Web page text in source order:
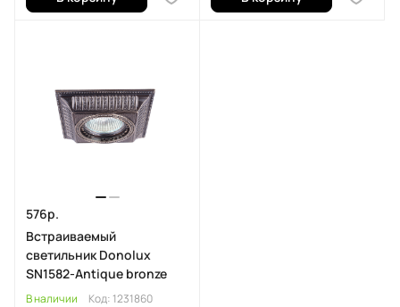
576р.
Встраиваемый
светильник Donolux
SN1582-Antique bronze
В наличии Код: 1231860